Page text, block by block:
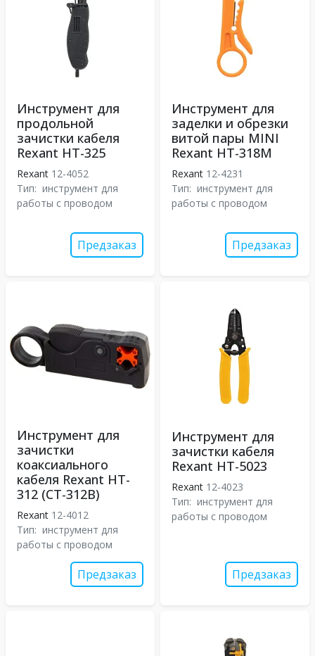
Инструмент для
продольной
зачистки кабеля
Rexant HT-325
Rexant 12-4052
Тип: инструмент для
работы с проводом
Предзаказ
Инструмент для
заделки и обрезки
витой пары MINI
Rexant HT-318M
Rexant 12-4231
Тип: инструмент для
работы с проводом
Предзаказ
Инструмент для
зачистки
коаксиального
кабеля Rexant HT-
312 (CT-312B)
Rexant 12-4012
Тип: инструмент для
работы с проводом
Предзаказ
Инструмент для
зачистки кабеля
Rexant HT-5023
Rexant 12-4023
Тип: инструмент для
работы с проводом
Предзаказ